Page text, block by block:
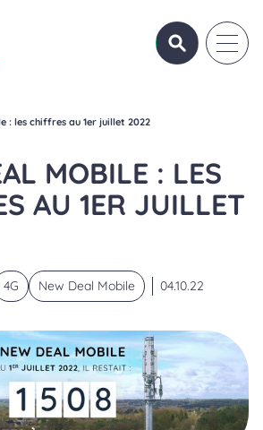
OUVRIR/
: les chiffres au 1er juillet 2022
MOBILE : LES
AU 1ER JUILLET
4G New Deal Mobile 04.10.22